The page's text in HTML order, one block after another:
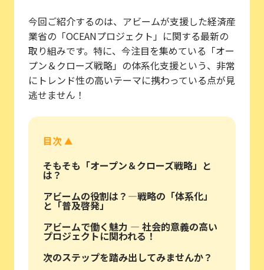
今回ご紹介するのは、アビームが支援した経済産
業省の「OCEANプロジェクト」に関する最新の
取り組みです。特に、今注目を集めている「オー
プン＆クローズ戦略」の体系化支援という、非常
にトレンド性の高いテーマに携わっている点が見
逃せません！
目次 ▲
そもそも「オープン＆クローズ戦略」と
は？
アビームの役割は？―戦略の「体系化」
と「普及啓発」
アビームで働く魅力 ― 社会的意義の高い
プロジェクトに関われる！
次のステップを踏み出してみませんか？